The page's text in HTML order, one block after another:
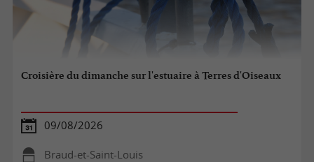
Croisière du dimanche sur l'estuaire à Terres d'Oiseaux
09/08/2026
Braud-et-Saint-Louis